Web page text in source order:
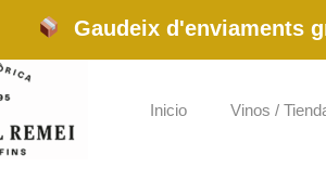
Gaudeix d'enviaments
Inicio Vinos /